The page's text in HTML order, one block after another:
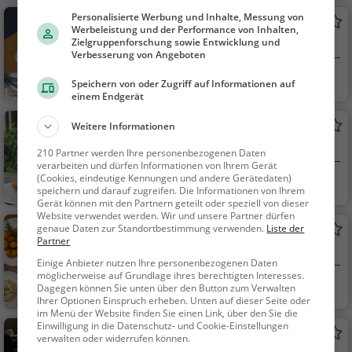
ck / Teigwaren
Museumscafé
Café in Grassau
Grassau
Café, Kaffee / Kuc
Moieralm
Biergarten in Grassau
Grassau
Biergarten, Bier, S
nacks / Getränke, De
utsch, Mittagessen, R
egionalküche
Rachlalm
Grassau
Restaurant, Aben
dessen, Mittagessen
Restaurant Sportiv
Personalisierte Werbung und Inhalte, Messung von
Werbeleistung und der Performance von Inhalten,
Zielgruppenforschung sowie Entwicklung und
Verbesserung von Angeboten
Speichern von oder Zugriff auf Informationen auf
einem Endgerät
Weitere Informationen
210 Partner werden Ihre personenbezogenen Daten
verarbeiten und dürfen Informationen von Ihrem Gerät
(Cookies, eindeutige Kennungen und andere Gerätedaten)
speichern und darauf zugreifen. Die Informationen von Ihrem
Gerät können mit den Partnern geteilt oder speziell von dieser
Website verwendet werden. Wir und unsere Partner dürfen
genaue Daten zur Standortbestimmung verwenden. Liste der
Partner
Einige Anbieter nutzen Ihre personenbezogenen Daten
möglicherweise auf Grundlage ihres berechtigten Interesses.
Dagegen können Sie unten über den Button zum Verwalten
Ihrer Optionen Einspruch erheben. Unten auf dieser Seite oder
im Menü der Website finden Sie einen Link, über den Sie die
Einwilligung in die Datenschutz- und Cookie-Einstellungen
verwalten oder widerrufen können.